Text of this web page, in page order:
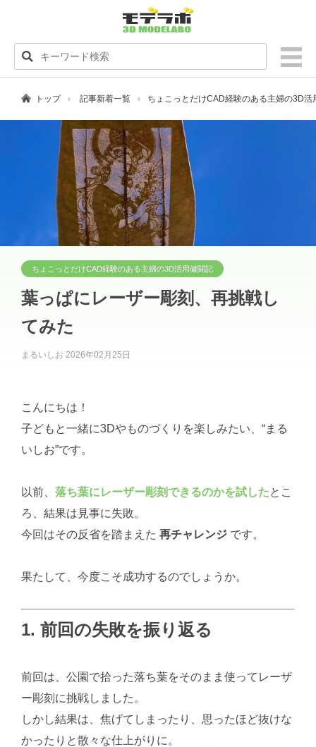
トップ 記事新着一覧 ちょこっとだけCAD経験のある主婦の3D
ちょこっとだけCAD経験のある主婦の3D活用健闘記
葉っぱにレーザー彫刻、再挑戦し
てみた
まるいしお 2026年02月25日
こんにちは！
子どもと一緒に3Dやものづくりを楽しみたい、“まる
いしお”です。
以前、 落ち葉にレーザー彫刻できるのかを試したとこ
ろ、結果は見事に失敗。
今回はその反省を踏まえた 再チャレンジ です。
果たして、今度こそ成功するのでしょうか。
1. 前回の失敗を振り返る
前回は、公園で拾った落ち葉をそのまま使ってレーザ
ー彫刻に挑戦しました。
しかし結果は、焦げてしまったり、思ったほど抜けな
かったりと散々な仕上がりに。